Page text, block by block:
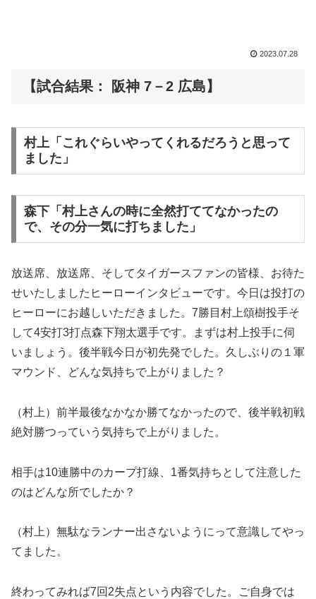
2023.07.28
【試合結果： 阪神 7－2 広島】
村上「これぐらいやってくれるだろうと思って
ました」
森下「村上さんの時に全然打ててなかったの
で、その分一気に打ちました」
放送席、放送席、そしてタイガースファンの皆様、お待た
せいたしましたヒーローインタビューです。今日は投打の
ヒーローにお越しいただきました。7勝目村上頌樹投手そ
して4安打3打点森下翔太選手です。まずは村上投手に伺
いましょう。後半戦今日が初先発でした。久しぶりの１軍
マウンド、どんな気持ちで上がりました？
（村上）前半最後なかなか勝てなかったので、後半戦初戦
絶対勝つっていう気持ちで上がりました。
相手は10連勝中のカープ打線、1番気持ちとして注意した
のはどんな所でしたか？
（村上）無駄なランナー出さないようにって意識してやっ
てました。
終わってみれば7回2失点という内容でした。ご自身では